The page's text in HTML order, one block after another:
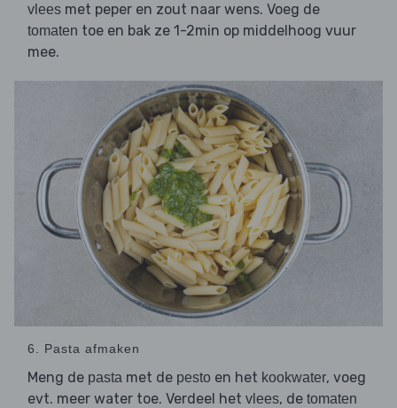
vlees met peper en zout naar wens. Voeg de
tomaten toe en bak ze 1-2min op middelhoog vuur
mee.
6. Pasta afmaken
Meng de pasta met de pesto en het kookwater, voeg
evt. meer water toe. Verdeel het vlees, de tomaten